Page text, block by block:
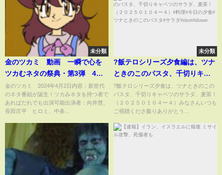
未分類
金のツカミ 動画 一瞬で心を
ツカむネタの祭典・第3弾 4月2
日
金のツカミ 2024年4月2日内容：新世代
のネタ番組が誕生！ツカみネタを持つ者で
あればだれでも出演可能出演者：向井慧、
長田庄平 ヒロミ、中条...
未分類
?飯テロシリーズ夕食編は、ツナ
ときのこのパスタ、千切りキャ
ベツのサラダ、麦茶！（２０２
５０１０４ー４）#料理#今日の
夕食#ツナときのこのパスタ#サ
?飯テロシリーズ夕食は、ツナときのこの
パスタ、千切りキャベツのサラダ、麦茶！
（２０２５０１０４ー４）みなさんいつも
ご視聴くださ飯りありがとう...